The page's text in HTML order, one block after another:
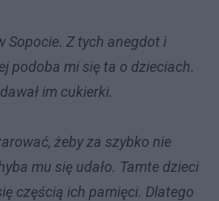
Sopocie. Z tych anegdot i
podoba mi się ta o dzieciach.
im cukierki.
żeby za szybko nie
mu się udało. Tamte dzieci
częścią ich pamięci. Dlatego